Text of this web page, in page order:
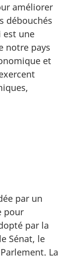
améliorer
débouchés
est une
notre pays
et
par un
pour
par la
Sénat, le
La